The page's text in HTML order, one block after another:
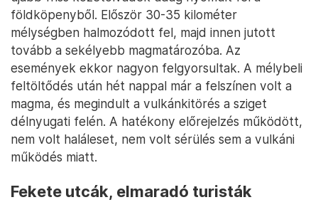
földköpenyből. Először 30-35 kilométer
mélységben halmozódott fel, majd innen jutott
tovább a sekélyebb magmatározóba. Az
események ekkor nagyon felgyorsultak. A mélybeli
feltöltődés után hét nappal már a felszínen volt a
magma, és megindult a vulkánkitörés a sziget
délnyugati felén. A hatékony előrejelzés működött,
nem volt haláleset, nem volt sérülés sem a vulkáni
működés miatt.
Fekete utcák, elmaradó turisták